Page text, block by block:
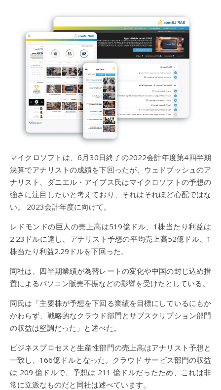
マイクロソフトは、6月30日終了の2022会計年度第4四半期
決算でアナリストの成績を下回ったが、ウェドブッシュのア
ナリスト、ダニエル・アイブス氏はマイクロソフトの予想の
強さに注目したいと考えており、それはそれほど心配ではな
い。 2023会計年度に向けて。
レドモンドの巨人の売上高は519億ドル、1株当たり利益は
2.23ドルに達し、アナリスト予想の平均売上高52億ドル、1
株当たり利益2.29ドルを下回った。
同社は、四半期業績が為替レートの変化や中国の封じ込め措
置によるパソコン販売不振などの影響を受けたとしている。
同氏は「主要株が予想を下回る業績を目標にしているにもか
かわらず、戦略的なクラウド部門とサブスクリプション部門
の収益は堅調だった」と述べた。
ビジネスプロセスと生産性部門の売上高はアナリスト予想と
一致し、166億ドルとなった。クラウド サービス部門の収益
は 209 億ドルで、予想は 211 億ドルだったため、これは非
常に立派なものだと同社は述べています。